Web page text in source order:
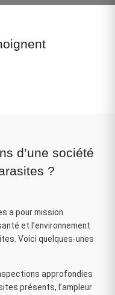
d’une société
?
a pour mission
et l’environnement
Voici quelques-unes
approfondies
présents, l’ampleur